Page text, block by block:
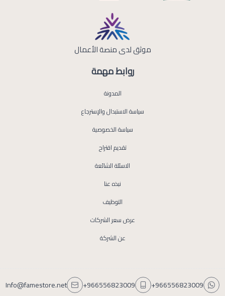
روابط مهمة
المدونة
سياسة الاستبدال والإسترجاع
سياسة الخصوصية
تقديم اقتراح
الاسئلة الشائعة
نبذه عنا
التوظيف
عرض سعر الشركات
عن الشركة
موثق لدى منصة الأعمال
+966556823009
+966556823009
Info@famestore.net